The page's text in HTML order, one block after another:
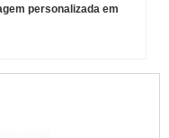
personalizada em